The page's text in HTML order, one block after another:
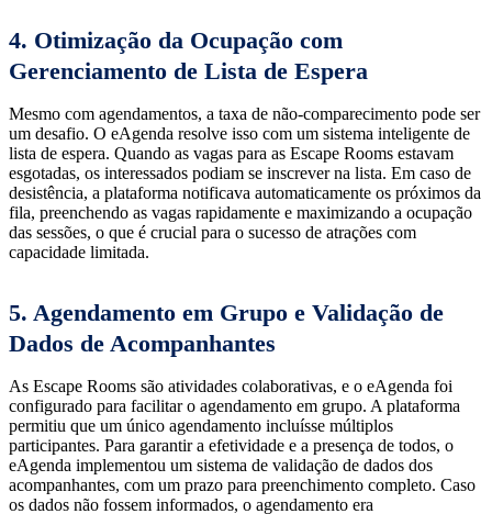
4. Otimização da Ocupação com
Gerenciamento de Lista de Espera
Mesmo com agendamentos, a taxa de não-comparecimento pode ser
um desafio. O eAgenda resolve isso com um sistema inteligente de
lista de espera. Quando as vagas para as Escape Rooms estavam
esgotadas, os interessados podiam se inscrever na lista. Em caso de
desistência, a plataforma notificava automaticamente os próximos da
fila, preenchendo as vagas rapidamente e maximizando a ocupação
das sessões, o que é crucial para o sucesso de atrações com
capacidade limitada.
5. Agendamento em Grupo e Validação de
Dados de Acompanhantes
As Escape Rooms são atividades colaborativas, e o eAgenda foi
configurado para facilitar o agendamento em grupo. A plataforma
permitiu que um único agendamento incluísse múltiplos
participantes. Para garantir a efetividade e a presença de todos, o
eAgenda implementou um sistema de validação de dados dos
acompanhantes, com um prazo para preenchimento completo. Caso
os dados não fossem informados, o agendamento era